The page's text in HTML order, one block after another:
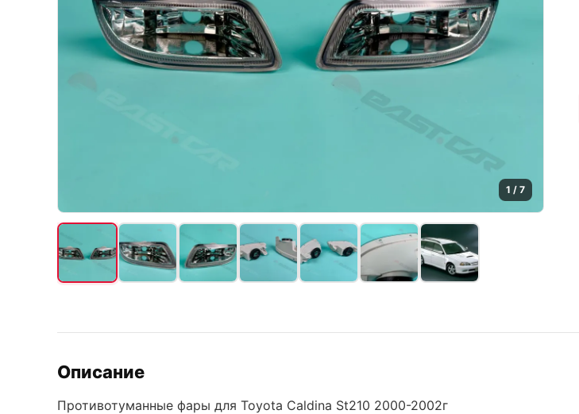
1 / 7
Описание
Противотуманные фары для Toyota Caldina St210 2000-2002г